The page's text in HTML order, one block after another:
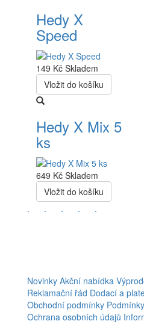
Hedy X
Speed
149 Kč Skladem
Vložit do košíku
Hedy X Mix 5
ks
649 Kč Skladem
Vložit do košíku
.
. . . .
Novinky Akční nabídka
Reklamační řád Dodací a
Obchodní podmínky
Ochrana osobních údajů